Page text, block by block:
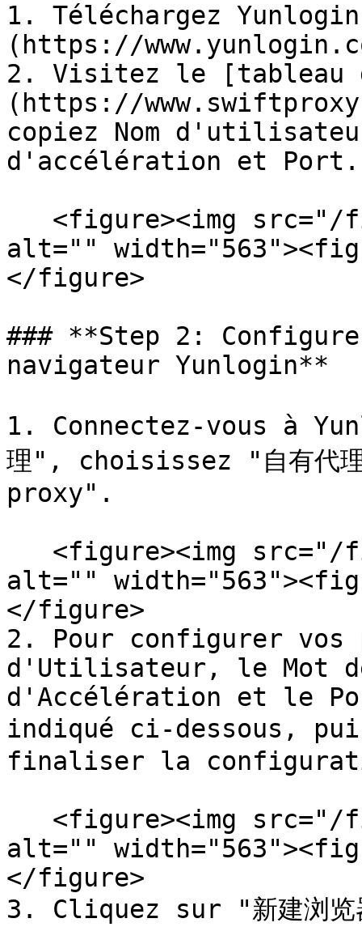
1. Téléchargez
(https://
2. Visitez le [tableau
(https://
copiez Nom
d'accélération et Port.
alt=""
</figure>
### **Step 2:
navigateur Yunlogin**
1. Connectez-vous à
理", choisissez "自有
proxy".
alt=""
</figure>
2. Pour configurer vos
d'Utilisateur, le Mot
d'Accélération et le
indiqué ci-dessous,
finaliser la
alt=""
</figure>
3. Cliquez sur "新建浏